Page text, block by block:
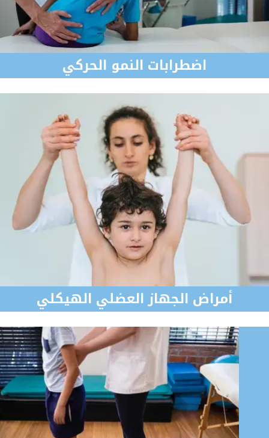
اضطرابات النمو الحركي
أمراض الجهاز العضلي الهيكلي